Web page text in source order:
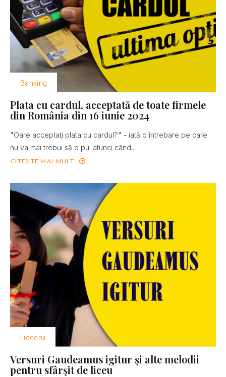
Banking
Plata cu cardul, acceptată de toate firmele
din România din 16 iunie 2024
"Oare acceptaţi plata cu cardul?" - iată o întrebare pe care
nu va mai trebui să o pui atunci când...
CITEȘTE MAI MULT
Liceenii
Versuri Gaudeamus igitur şi alte melodii
pentru sfârşit de liceu